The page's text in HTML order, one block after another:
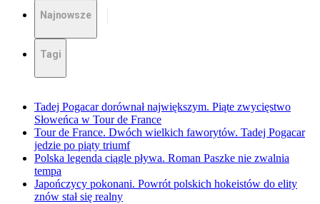
Najnowsze
Tagi
Tadej Pogacar dorównał największym. Piąte zwycięstwo
Słoweńca w Tour de France
Tour de France. Dwóch wielkich faworytów. Tadej Pogacar
jedzie po piąty triumf
Polska legenda ciągle pływa. Roman Paszke nie zwalnia
tempa
Japończycy pokonani. Powrót polskich hokeistów do elity
znów stał się realny